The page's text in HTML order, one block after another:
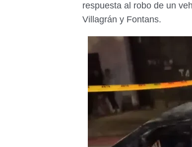
respuesta al robo de un
Villagrán y Fontans.